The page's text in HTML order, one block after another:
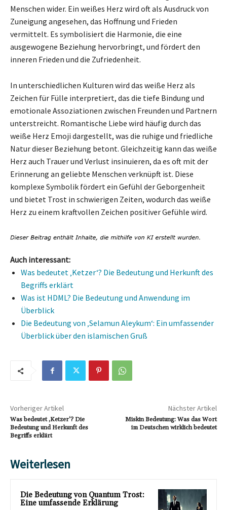
Menschen wider. Ein weißes Herz wird oft als Ausdruck von
Zuneigung angesehen, das Hoffnung und Frieden
vermittelt. Es symbolisiert die Harmonie, die eine
ausgewogene Beziehung hervorbringt, und fördert den
inneren Frieden und die Zufriedenheit.
In unterschiedlichen Kulturen wird das weiße Herz als
Zeichen für Fülle interpretiert, das die tiefe Bindung und
emotionale Assoziationen zwischen Freunden und Partnern
unterstreicht. Romantische Liebe wird häufig durch das
weiße Herz Emoji dargestellt, was die ruhige und friedliche
Natur dieser Beziehung betont. Gleichzeitig kann das weiße
Herz auch Trauer und Verlust insinuieren, da es oft mit der
Erinnerung an geliebte Menschen verknüpft ist. Diese
komplexe Symbolik fördert ein Gefühl der Geborgenheit
und bietet Trost in schwierigen Zeiten, wodurch das weiße
Herz zu einem kraftvollen Zeichen positiver Gefühle wird.
Auch interessant:
Was bedeutet ‚Ketzer‘? Die Bedeutung und Herkunft des
Begriffs erklärt
Was ist HDML? Die Bedeutung und Anwendung im
Überblick
Die Bedeutung von ‚Selamun Aleykum‘: Ein umfassender
Überblick über den islamischen Gruß
Vorheriger Artikel
Was bedeutet ‚Ketzer‘? Die
Bedeutung und Herkunft des
Begriffs erklärt
Nächster Artikel
Miskin Bedeutung: Was das Wort
im Deutschen wirklich bedeutet
Weiterlesen
Die Bedeutung von Quantum Trost:
Eine umfassende Erklärung